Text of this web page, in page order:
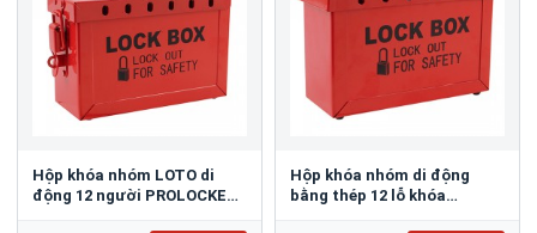
Hộp khóa nhóm LOTO di
động 12 người PROLOCKEY
Hộp khóa nhóm di động
bằng thép 12 lỗ khóa